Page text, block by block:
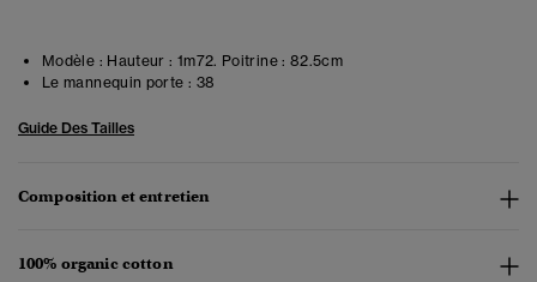
Modèle : Hauteur : 1m72. Poitrine : 82.5cm
Le mannequin porte : 38
Guide Des Tailles
Composition et entretien
100% organic cotton